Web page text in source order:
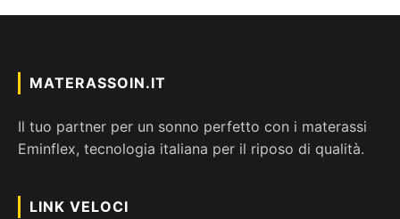
MATERASSOIN.IT
Il tuo partner per un sonno perfetto con i materassi
Eminflex, tecnologia italiana per il riposo di qualità.
LINK VELOCI